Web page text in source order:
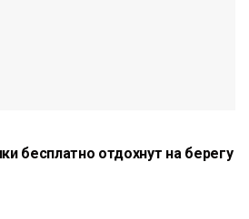
бесплатно отдохнут на берегу